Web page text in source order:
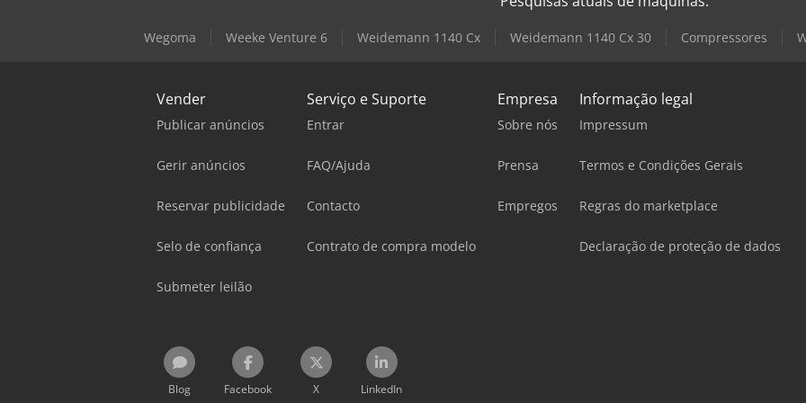
Wegoma Weeke Venture 6 Weidemann 1140 Cx Weidemann 1140 Cx 30 Compressores
Vender
Publicar anúncios
Gerir anúncios
Reservar publicidade
Selo de confiança
Submeter leilão
Serviço e Suporte
Entrar
FAQ/Ajuda
Contacto
Contrato de compra modelo
Empresa
Sobre nós
Prensa
Empregos
Informação legal
Impressum
Termos e Condições Gerais
Regras do marketplace
Declaração de proteção de dados
Blog Facebook X LinkedIn